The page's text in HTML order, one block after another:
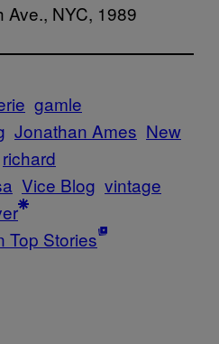
Ave., NYC, 1989
gamle
Jonathan Ames New
richard
Vice Blog vintage
Top Stories